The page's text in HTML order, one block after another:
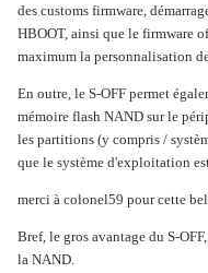
des customs firmware,
HBOOT, ainsi que le firmware
maximum la personnalisation
En outre, le S-OFF permet
mémoire flash NAND sur le
les partitions (y compris /
que le système d'exploitation
merci à colonel59 pour cette
Bref, le gros avantage du S-
la NAND.